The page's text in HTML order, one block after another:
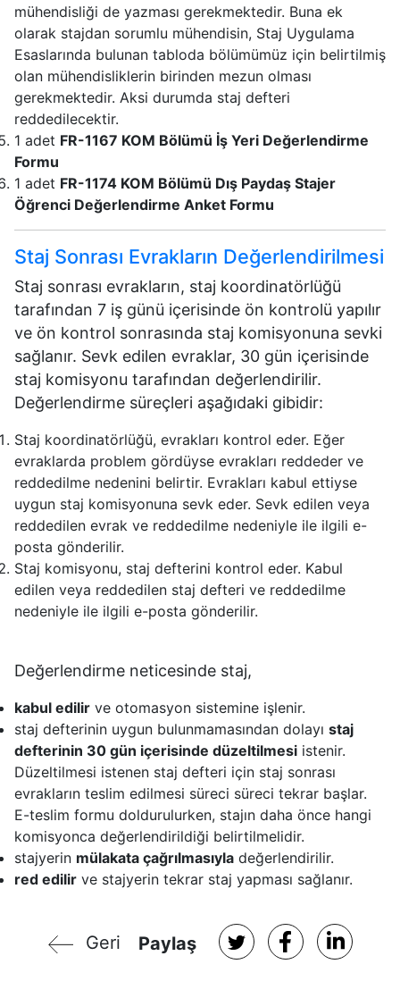
mühendisliği de yazması gerekmektedir. Buna ek
olarak stajdan sorumlu mühendisin, Staj Uygulama
Esaslarında bulunan tabloda bölümümüz için belirtilmiş
olan mühendisliklerin birinden mezun olması
gerekmektedir. Aksi durumda staj defteri
reddedilecektir.
1 adet FR-1167 KOM Bölümü İş Yeri Değerlendirme
Formu
1 adet FR-1174 KOM Bölümü Dış Paydaş Stajer
Öğrenci Değerlendirme Anket Formu
Staj Sonrası Evrakların Değerlendirilmesi
Staj sonrası evrakların, staj koordinatörlüğü
tarafından 7 iş günü içerisinde ön kontrolü yapılır
ve ön kontrol sonrasında staj komisyonuna sevki
sağlanır. Sevk edilen evraklar, 30 gün içerisinde
staj komisyonu tarafından değerlendirilir.
Değerlendirme süreçleri aşağıdaki gibidir:
Staj koordinatörlüğü, evrakları kontrol eder. Eğer
evraklarda problem gördüyse evrakları reddeder ve
reddedilme nedenini belirtir. Evrakları kabul ettiyse
uygun staj komisyonuna sevk eder. Sevk edilen veya
reddedilen evrak ve reddedilme nedeniyle ile ilgili e-
posta gönderilir.
Staj komisyonu, staj defterini kontrol eder. Kabul
edilen veya reddedilen staj defteri ve reddedilme
nedeniyle ile ilgili e-posta gönderilir.
Değerlendirme neticesinde staj,
kabul edilir ve otomasyon sistemine işlenir.
staj defterinin uygun bulunmamasından dolayı staj
defterinin 30 gün içerisinde düzeltilmesi istenir.
Düzeltilmesi istenen staj defteri için staj sonrası
evrakların teslim edilmesi süreci süreci tekrar başlar.
E-teslim formu doldurulurken, stajın daha önce hangi
komisyonca değerlendirildiği belirtilmelidir.
stajyerin mülakata çağrılmasıyla değerlendirilir.
red edilir ve stajyerin tekrar staj yapması sağlanır.
Geri Paylaş